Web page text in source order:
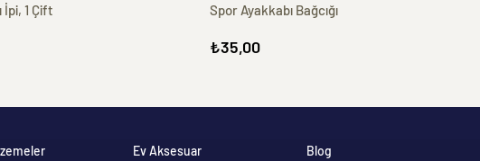
İpi, 1 Çift
Spor Ayakkabı Bağcığı
₺35,00
Ev Aksesuar Blog